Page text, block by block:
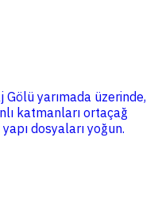
yarımada üzerinde,
katmanları ortaçağ
dosyaları yoğun.